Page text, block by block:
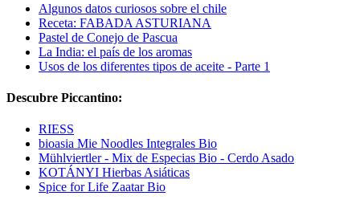
Algunos datos curiosos sobre el chile
Receta: FABADA ASTURIANA
Pastel de Conejo de Pascua
La India: el país de los aromas
Usos de los diferentes tipos de aceite - Parte 1
Descubre Piccantino:
RIESS
bioasia Mie Noodles Integrales Bio
Mühlviertler - Mix de Especias Bio - Cerdo Asado
KOTÁNYI Hierbas Asiáticas
Spice for Life Zaatar Bio